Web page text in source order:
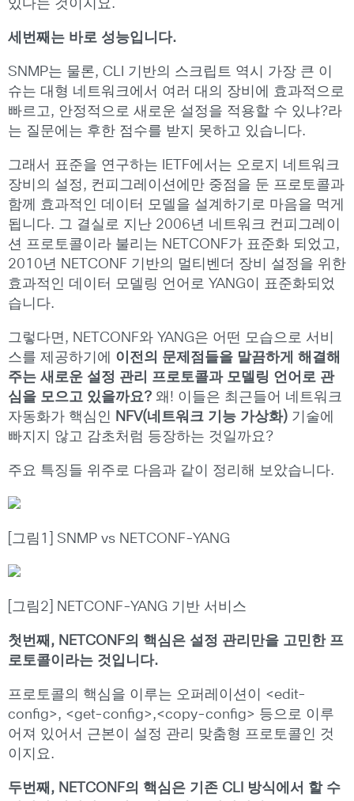
있다는 것이지요.
세번째는 바로 성능입니다.
SNMP는 물론, CLI 기반의 스크립트 역시 가장 큰 이
슈는 대형 네트워크에서 여러 대의 장비에 효과적으로
빠르고, 안정적으로 새로운 설정을 적용할 수 있냐?라
는 질문에는 후한 점수를 받지 못하고 있습니다.
그래서 표준을 연구하는 IETF에서는 오로지 네트워크
장비의 설정, 컨피그레이션에만 중점을 둔 프로토콜과
함께 효과적인 데이터 모델을 설계하기로 마음을 먹게
됩니다. 그 결실로 지난 2006년 네트워크 컨피그레이
션 프로토콜이라 불리는 NETCONF가 표준화 되었고,
2010년 NETCONF 기반의 멀티벤더 장비 설정을 위한
효과적인 데이터 모델링 언어로 YANG이 표준화되었
습니다.
그렇다면, NETCONF와 YANG은 어떤 모습으로 서비
스를 제공하기에
이전의 문제점들을 말끔하게 해결해
주는 새로운 설정 관리 프로토콜과 모델링 언어로 관
심을 모으고 있을까요? 왜! 이들은 최근들어 네트워크
자동화가 핵심인 NFV(네트워크 기능 가상화) 기술에
빠지지 않고 감초처럼 등장하는 것일까요?
주요 특징들 위주로 다음과 같이 정리해 보았습니다.
[그림1] SNMP vs NETCONF-YANG
[그림2] NETCONF-YANG 기반 서비스
첫번째, NETCONF의 핵심은 설정 관리만을 고민한 프
로토콜이라는 것입니다.
프로토콜의 핵심을 이루는 오퍼레이션이 <edit-
config>, <get-config>,<copy-config> 등으로 이루
어져 있어서 근본이 설정 관리 맞춤형 프로토콜인 것
이지요.
두번째, NETCONF의 핵심은 기존 CLI 방식에서 할 수